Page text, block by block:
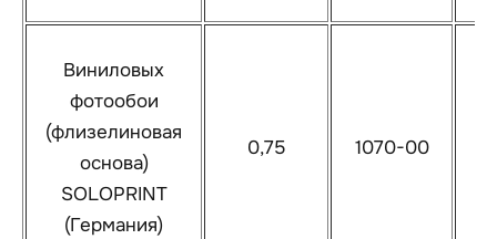
Виниловых
фотообои
(флизелиновая
основа)
SOLOPRINT
(Германия)
0,75 1070-00